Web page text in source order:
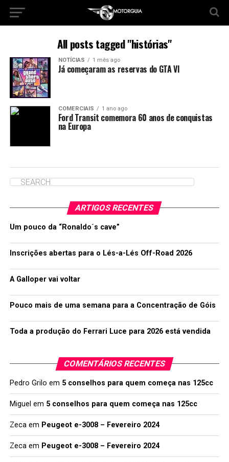
All posts tagged "histórias"
NOTÍCIAS 1 mês ago
Já começaram as reservas do GTA VI
COMERCIAIS 1 ano ago
Ford Transit comemora 60 anos de conquistas
na Europa
ARTIGOS RECENTES
Um pouco da “Ronaldo´s cave”
Inscrições abertas para o Lés-a-Lés Off-Road 2026
A Galloper vai voltar
Pouco mais de uma semana para a Concentração de Góis
Toda a produção do Ferrari Luce para 2026 está vendida
COMENTÁRIOS RECENTES
Pedro Grilo em 5 conselhos para quem começa nas 125cc
Miguel em 5 conselhos para quem começa nas 125cc
Zecaem Peugeot e-3008 – Fevereiro 2024
Zecaem Peugeot e-3008 – Fevereiro 2024